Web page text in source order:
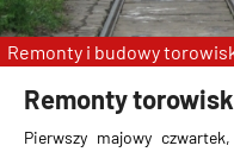
Remonty
Pierwszy majowy
Remonty i budowy